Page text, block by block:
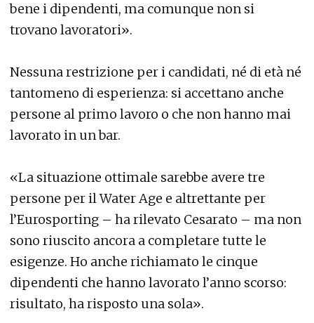
bene i dipendenti, ma comunque non si
trovano lavoratori».
Nessuna restrizione per i candidati, né di età né
tantomeno di esperienza: si accettano anche
persone al primo lavoro o che non hanno mai
lavorato in un bar.
«La situazione ottimale sarebbe avere tre
persone per il Water Age e altrettante per
l’Eurosporting – ha rilevato Cesarato – ma non
sono riuscito ancora a completare tutte le
esigenze. Ho anche richiamato le cinque
dipendenti che hanno lavorato l’anno scorso:
risultato, ha risposto una sola».